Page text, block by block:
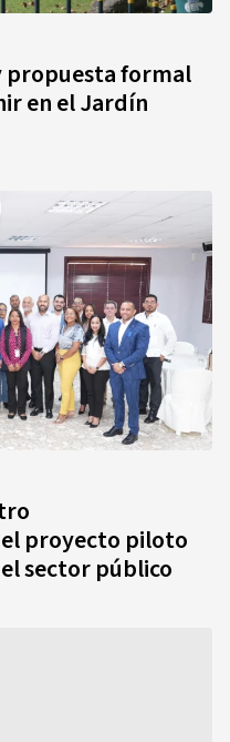
propuesta formal
en el Jardín
proyecto piloto
sector público